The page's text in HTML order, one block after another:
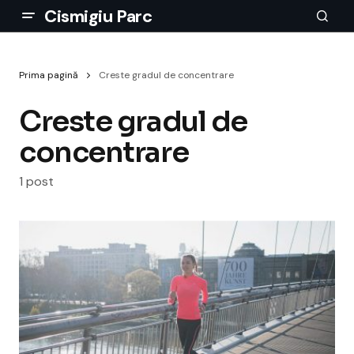
Cismigiu Parc
Prima pagină Creste gradul de concentrare
Creste gradul de
concentrare
1 post